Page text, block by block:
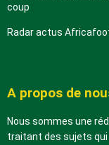
coup
Radar actus
A propos de
Nous sommes une
traitant des sujets qui